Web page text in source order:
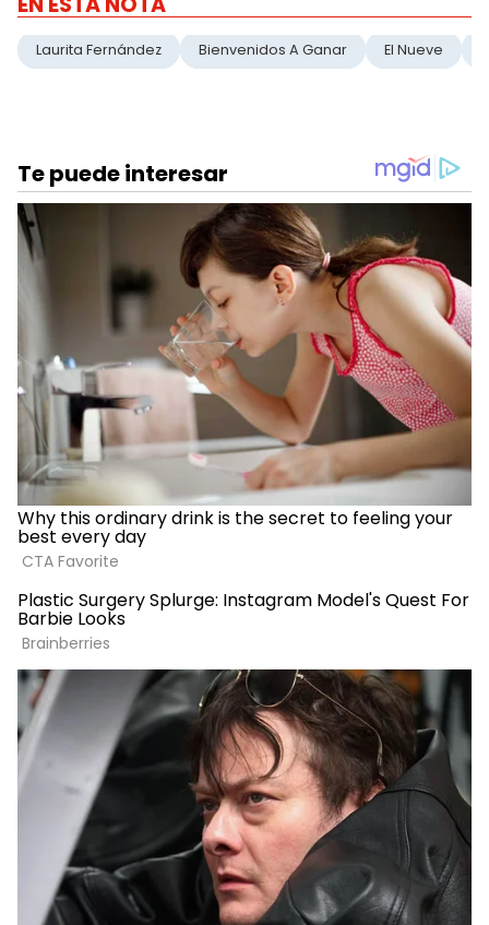
Laurita Fernández Bienvenidos A Ganar El Nueve